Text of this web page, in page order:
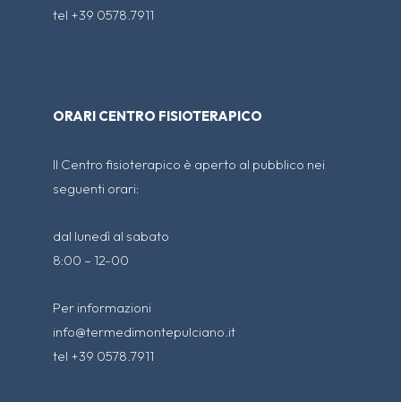
tel +39 0578.7911
ORARI CENTRO FISIOTERAPICO
Il Centro fisioterapico è aperto al pubblico nei
seguenti orari:
dal lunedì al sabato
8:00 – 12-00
Per informazioni
info@termedimontepulciano.it
tel +39 0578.7911